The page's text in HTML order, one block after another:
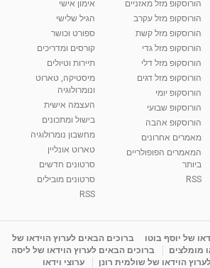
01:37
אלכסנדר וטאי צ'י
2,738 צפיות
01:46
ויעוץ רוחני - נומרולוגית
2,315 צפיות
05:37
משמעות חודש הלידה -
לאימון התנהגותי - קשב
09:12
- היכרות עם האני הפנימי
הורוסקופ מזל מאזניים
הורוסקופ מזל עקרב
הורוסקופ מזל קשת
הורוסקופ מזל גדי
הורוסקופ מזל דלי
הורוסקופ מזל דגים
הורוסקופ יומי
הורוסקופ שבועי
הורוסקופ אהבה
מאמרים אחרונים
המאמרים הפופולריים
ביותר
RSS
אימון אישי
הגיל שלישי
ספורט וכושר
קורסים ומדריכים
תיירות וטיולים
מיסטיקה, טארוט
ונומרולוגיה
העצמה אישית
בישול ומתכונים
מחשבון נומרולוגיה
טארוט אונליין
סרטונים חדשים
סרטונים מובילים
RSS
של יוסף בוטו
ברוכים הבאים לערוץ הוידאו של
מומלצים
ברוכים הבאים לערוץ הוידאו של ליסה
הוידאו של שולמית רונן
ערוצי וידאו